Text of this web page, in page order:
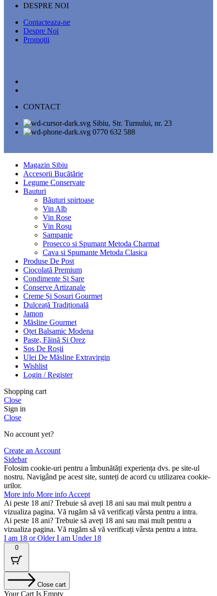
DESPRE NOI
Contacteaza-ne
Despre Noi
Promoţii
CONTACT
Sibiu, Str. Turnului, nr. 23
0770 632 588
Magazin Sibiu
Accesorii Bucătărie
Legume Conservate
Bauturi
Băuturi spirtoase
Vin Alb
Vin Rose
Vin Roșu
Sampanie
Prosecco si Spumant Metoda Charmat
Cava si Spumante Metoda Clasica
Produse De Post
Ciocolată Premium
Condimente Si Sare
Conserve Artizanale
Creme Și Sosuri Gourmet
Dulceață Tradițională
Jamon
Măsline Gourmet
Oțet Balsamic Modena
Paste, Făină Si Orez
Sos De Roșii
Ulei De Măsline Extravirgin
Wishlist
Login / Register
Shopping cart
Close
Sign in
Close
No account yet?
Create an Account
Sidebar
Folosim cookie-uri pentru a îmbunătăți experiența dvs. pe site-ul
nostru. Navigând pe acest site, sunteți de acord cu utilizarea cookie-
urilor.
More info More info Accept
Ai peste 18 ani? Trebuie să aveți 18 ani sau mai mult pentru a
vizualiza pagina. Vă rugăm să vă verificați vârsta pentru a intra.
Ai peste 18 ani? Trebuie să aveți 18 ani sau mai mult pentru a
vizualiza pagina. Vă rugăm să vă verificați vârsta pentru a intra.
I am 18 or OlderI am Under 18
0
Close cart
Your Cart Is Empty